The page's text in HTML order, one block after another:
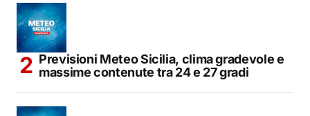
Previsioni Meteo Sicilia, clima gradevole e
massime contenute tra 24 e 27 gradi